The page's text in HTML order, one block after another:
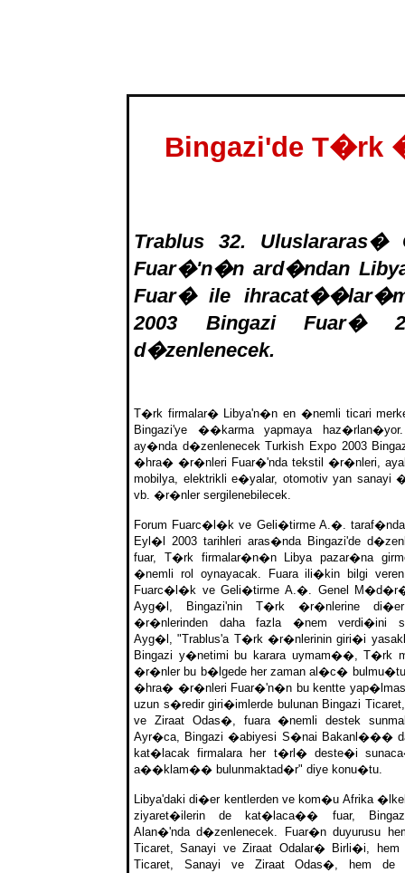
Bingazi'de
Trablus 32.
Fuar�'n�n ard�ndan
Fuar� ile
2003 Bingazi Fuar�
d�zenlenecek.
T�rk firmalar� Libya'n�n en �nemli ticari
Bingazi'ye ��karma yapmaya
ay�nda d�zenlenecek Turkish Expo 2003
�hra� �r�nleri Fuar�'nda tekstil �r�nleri,
mobilya, elektrikli e�yalar, otomotiv yan sanayi
vb. �r�nler sergilenebilecek.
Forum Fuarc�l�k ve Geli�tirme A.�.
Eyl�l 2003 tarihleri aras�nda Bingazi'de
fuar, T�rk firmalar�n�n Libya pazar�na
�nemli rol oynayacak. Fuara ili�kin bilgi
Fuarc�l�k ve Geli�tirme A.�. Genel
Ayg�l, Bingazi'nin T�rk �r�nlerine
�r�nlerinden daha fazla �nem verdi�ini
Ayg�l, "Trablus'a T�rk �r�nlerinin giri�i
Bingazi y�netimi bu karara uymam��, T�rk
�r�nler bu b�lgede her zaman al�c�
�hra� �r�nleri Fuar�'n�n bu kentte
uzun s�redir giri�imlerde bulunan Bingazi
ve Ziraat Odas�, fuara �nemli destek
Ayr�ca, Bingazi �abiyesi S�nai Bakanl���
kat�lacak firmalara her t�rl� deste�i
a��klam�� bulunmaktad�r" diye konu�tu.
Libya'daki di�er kentlerden ve kom�u Afrika
ziyaret�ilerin de kat�laca�� fuar,
Alan�'nda d�zenlenecek. Fuar�n duyurusu
Ticaret, Sanayi ve Ziraat Odalar� Birli�i, hem
Ticaret, Sanayi ve Ziraat Odas�, hem de